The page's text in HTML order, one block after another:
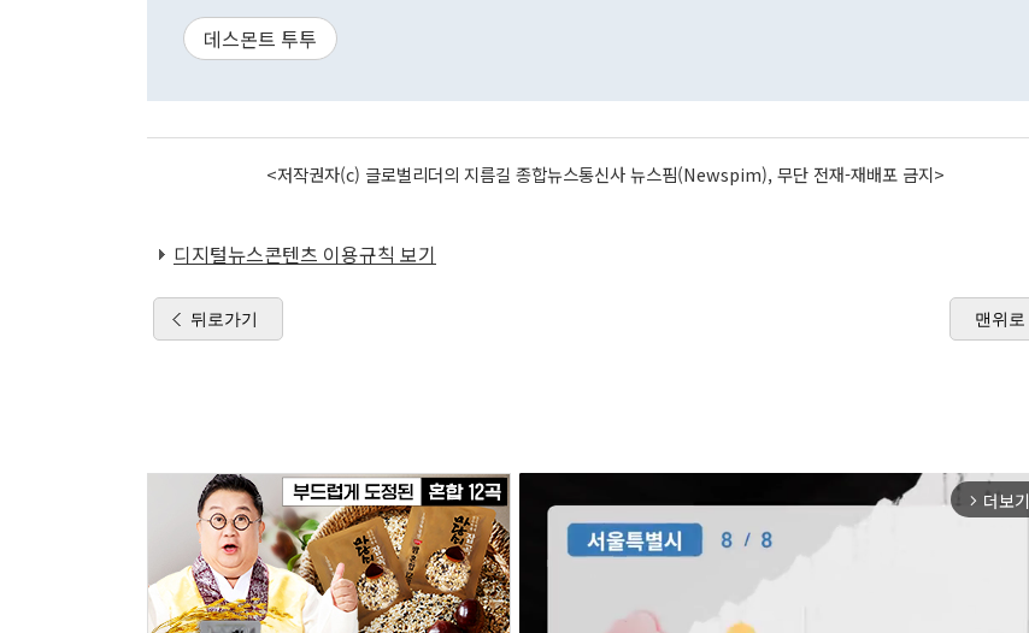
데스몬트 투투
<저작권자(c) 글로벌리더의 지름길 종합뉴스통신사 뉴스핌(Newspim), 무단 전재-재배포 금지>
디지털뉴스콘텐츠 이용규칙 보기
뒤로가기 맨위로
arrow_forward_ios 더보기